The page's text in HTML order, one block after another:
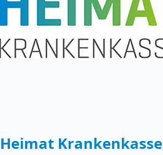
Heimat Krankenkasse